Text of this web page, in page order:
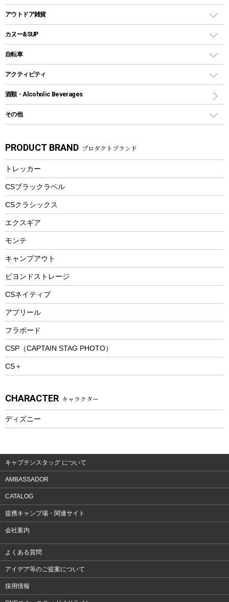
パラソル
テントアクセサリー
ペグ
グランドシート
ガイドロープ
ツール
鉄板、アミ
焚き火台&ストーブ
火起こし
バーベキューツール
クッカーセット
シェラカップ
クッキングツール
ナイフ
カトラリー
マグカップ、カップ
ステンレスボトル
フードボトル
トレー
ランチョンマット
ランチボックス
コップ付きタイプ
ワンタッチタイプ
プラスチックボトル
ディズニーボトル
クーラーバッグ
ウォータージャグ
保冷剤
アウトドアキャリー
アウトドア雑貨
バックパック&バッグ
リュック、バックパック
トートバッグ、サコッシュ
ショッピングキャリー
その他アウトドア雑貨
スプレー関係
ツール、他
カヌー&SUP
インフレータブル
カヤック
パドル
ヘルメット
エアーポンプ
アクセサリー
自転車
折りたたみ自転車
スポーツサイクル
シティサイクル
自転車ウェア
アクティビティ
マリン
ラッシュガード
パラソル
フローティングベスト
ヘルメット
エアーポンプ
ビーチテント
ウィンター
スノーシュー
防寒ウェア
トレッキング
トレッキングアクセサリー
プレイグッズ
ウェルネス
ウェア、タオル
ウェア
酒類・Alcoholic Beverages
その他
湯たんぽ
防災用品
PRODUCT BRAND プロダクトブランド
トレッカー
CSブラックラベル
CSクラシックス
エクスギア
モンテ
キャンプアウト
ビヨンドストレージ
CSネイティブ
アプリール
フラボード
CSP（CAPTAIN STAG PHOTO）
CS＋
CHARACTER キャラクター
ディズニー
キャプテンスタッグ について
AMBASSADOR
CATALOG
提携キャンプ場・関連サイト
会社案内
よくある質問
アイデア等のご提案について
採用情報